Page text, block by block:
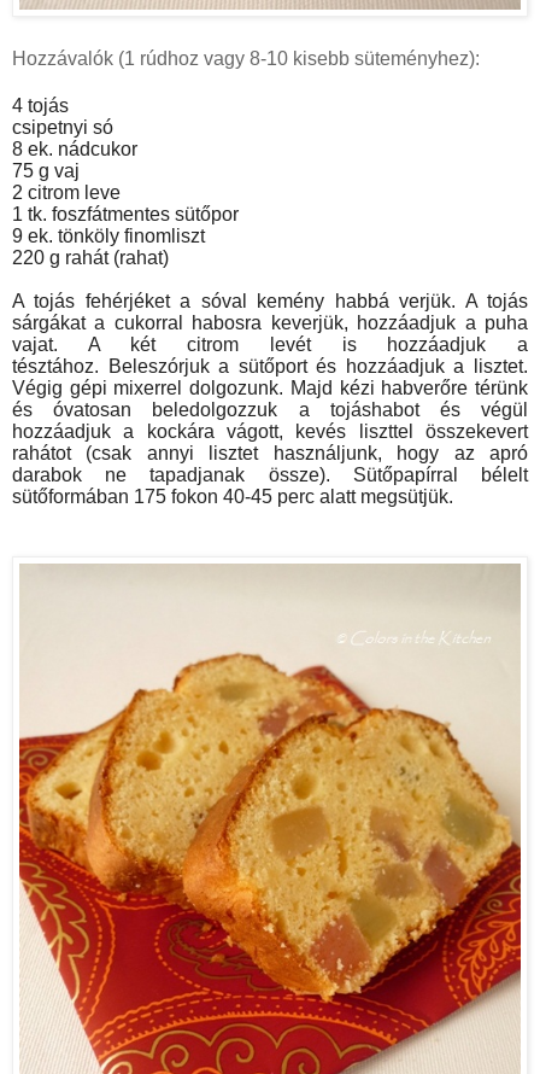
Hozzávalók (1 rúdhoz vagy 8-10 kisebb süteményhez):
4 tojás
csipetnyi só
8 ek. nádcukor
75 g vaj
2 citrom leve
1 tk. foszfátmentes sütőpor
9 ek. tönköly finomliszt
220 g rahát (rahat)
A tojás fehérjéket a sóval kemény habbá verjük. A tojás
sárgákat a cukorral habosra keverjük, hozzáadjuk a puha
vajat. A két citrom levét is hozzáadjuk a
tésztához. Beleszórjuk a sütőport és hozzáadjuk a lisztet.
Végig gépi mixerrel dolgozunk. Majd kézi habverőre térünk
és óvatosan beledolgozzuk a tojáshabot és végül
hozzáadjuk a kockára vágott, kevés liszttel összekevert
rahátot (csak annyi lisztet használjunk, hogy az apró
darabok ne tapadjanak össze). Sütőpapírral bélelt
sütőformában 175 fokon 40-45 perc alatt megsütjük.